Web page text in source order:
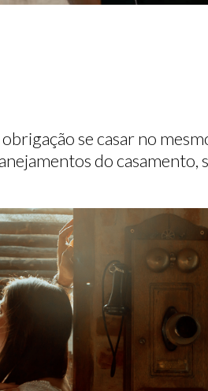
se casar no
do casamento,